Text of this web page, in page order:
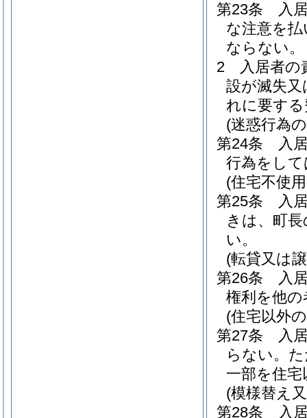
第23条
入
な注意を
ならない。
2
入居者
設が滅失
れに要す
(迷惑行為
第24条
入
行為をし
(住宅不使
第25条
入
きは、町
い。
(転貸又は
第26条
入
権利を他
(住宅以外
第27条
入
らない。
一部を住
(模様替え
第28条
入